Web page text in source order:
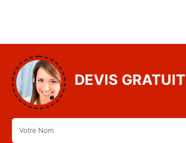
DEVIS GRATUIT